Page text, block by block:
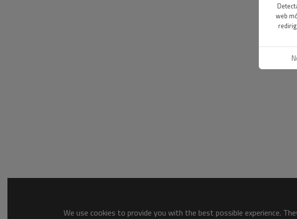
We use cookies to provide you with the best possible experience.
web